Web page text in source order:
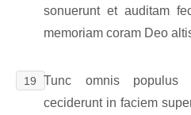
sonuerunt et auditam
memoriam coram Deo
19
Tunc omnis populus
ceciderunt in faciem